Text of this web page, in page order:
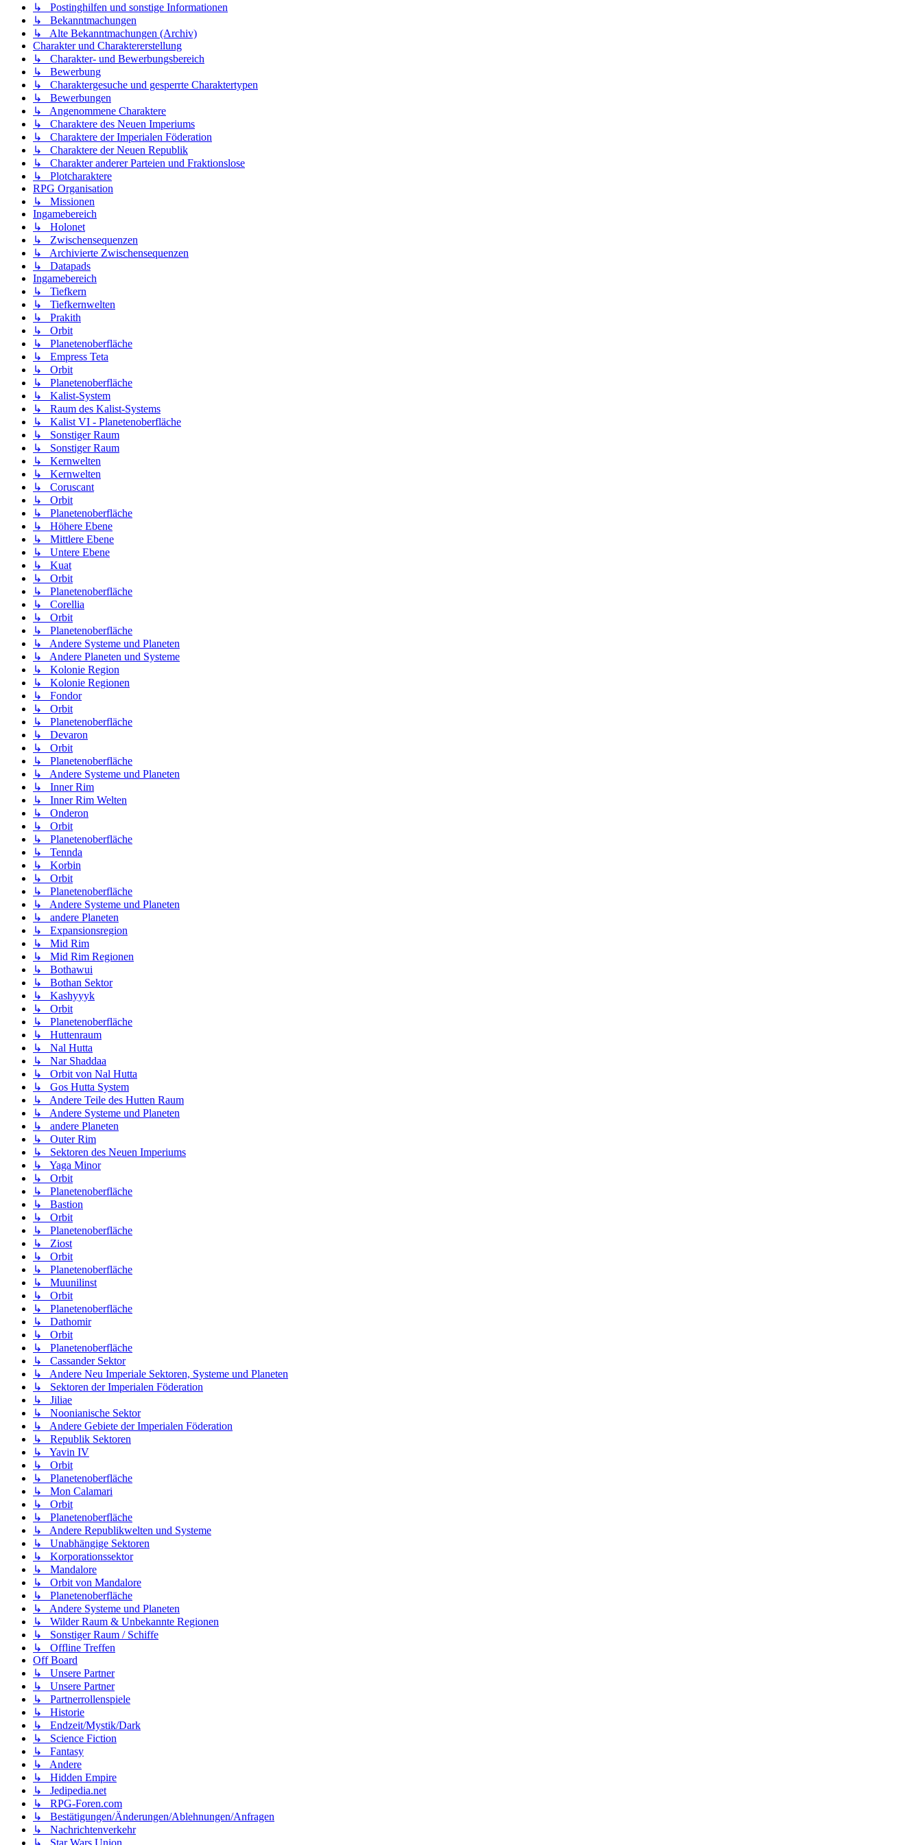
↳ Postinghilfen und sonstige Informationen
↳ Bekanntmachungen
↳ Alte Bekanntmachungen (Archiv)
Charakter und Charaktererstellung
↳ Charakter- und Bewerbungsbereich
↳ Bewerbung
↳ Charaktergesuche und gesperrte Charaktertypen
↳ Bewerbungen
↳ Angenommene Charaktere
↳ Charaktere des Neuen Imperiums
↳ Charaktere der Imperialen Föderation
↳ Charaktere der Neuen Republik
↳ Charakter anderer Parteien und Fraktionslose
↳ Plotcharaktere
RPG Organisation
↳ Missionen
Ingamebereich
↳ Holonet
↳ Zwischensequenzen
↳ Archivierte Zwischensequenzen
↳ Datapads
Ingamebereich
↳ Tiefkern
↳ Tiefkernwelten
↳ Prakith
↳ Orbit
↳ Planetenoberfläche
↳ Empress Teta
↳ Orbit
↳ Planetenoberfläche
↳ Kalist-System
↳ Raum des Kalist-Systems
↳ Kalist VI - Planetenoberfläche
↳ Sonstiger Raum
↳ Sonstiger Raum
↳ Kernwelten
↳ Kernwelten
↳ Coruscant
↳ Orbit
↳ Planetenoberfläche
↳ Höhere Ebene
↳ Mittlere Ebene
↳ Untere Ebene
↳ Kuat
↳ Orbit
↳ Planetenoberfläche
↳ Corellia
↳ Orbit
↳ Planetenoberfläche
↳ Andere Systeme und Planeten
↳ Andere Planeten und Systeme
↳ Kolonie Region
↳ Kolonie Regionen
↳ Fondor
↳ Orbit
↳ Planetenoberfläche
↳ Devaron
↳ Orbit
↳ Planetenoberfläche
↳ Andere Systeme und Planeten
↳ Inner Rim
↳ Inner Rim Welten
↳ Onderon
↳ Orbit
↳ Planetenoberfläche
↳ Tennda
↳ Korbin
↳ Orbit
↳ Planetenoberfläche
↳ Andere Systeme und Planeten
↳ andere Planeten
↳ Expansionsregion
↳ Mid Rim
↳ Mid Rim Regionen
↳ Bothawui
↳ Bothan Sektor
↳ Kashyyyk
↳ Orbit
↳ Planetenoberfläche
↳ Huttenraum
↳ Nal Hutta
↳ Nar Shaddaa
↳ Orbit von Nal Hutta
↳ Gos Hutta System
↳ Andere Teile des Hutten Raum
↳ Andere Systeme und Planeten
↳ andere Planeten
↳ Outer Rim
↳ Sektoren des Neuen Imperiums
↳ Yaga Minor
↳ Orbit
↳ Planetenoberfläche
↳ Bastion
↳ Orbit
↳ Planetenoberfläche
↳ Ziost
↳ Orbit
↳ Planetenoberfläche
↳ Muunilinst
↳ Orbit
↳ Planetenoberfläche
↳ Dathomir
↳ Orbit
↳ Planetenoberfläche
↳ Cassander Sektor
↳ Andere Neu Imperiale Sektoren, Systeme und Planeten
↳ Sektoren der Imperialen Föderation
↳ Jiliae
↳ Noonianische Sektor
↳ Andere Gebiete der Imperialen Föderation
↳ Republik Sektoren
↳ Yavin IV
↳ Orbit
↳ Planetenoberfläche
↳ Mon Calamari
↳ Orbit
↳ Planetenoberfläche
↳ Andere Republikwelten und Systeme
↳ Unabhängige Sektoren
↳ Korporationssektor
↳ Mandalore
↳ Orbit von Mandalore
↳ Planetenoberfläche
↳ Andere Systeme und Planeten
↳ Wilder Raum & Unbekannte Regionen
↳ Sonstiger Raum / Schiffe
↳ Offline Treffen
Off Board
↳ Unsere Partner
↳ Unsere Partner
↳ Partnerrollenspiele
↳ Historie
↳ Endzeit/Mystik/Dark
↳ Science Fiction
↳ Fantasy
↳ Andere
↳ Hidden Empire
↳ Jedipedia.net
↳ RPG-Foren.com
↳ Bestätigungen/Änderungen/Ablehnungen/Anfragen
↳ Nachrichtenverkehr